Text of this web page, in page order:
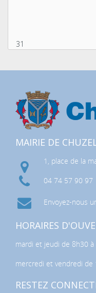
31
MAIRIE DE
1, place de la
04 74 57 90 97
Envoyez-nous
HORAIRES
mardi et jeudi de 8h30 à
mercredi et vendredi de
RESTEZ